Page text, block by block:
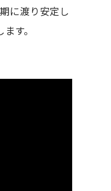
に渡り安定し
す。